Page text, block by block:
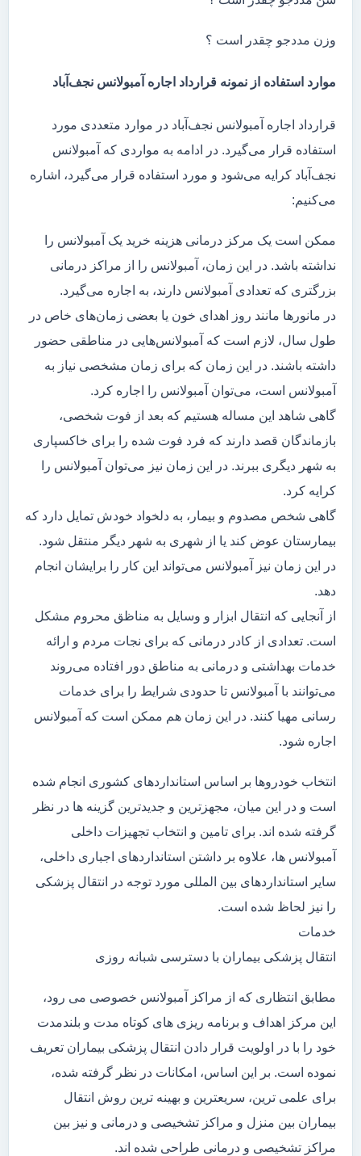
وزن مددجو چقدر است ؟
موارد استفاده از نمونه قرارداد اجاره آمبولانس نجف‌آباد
قرارداد اجاره آمبولانس نجف‌آباد در موارد متعددی مورد
استفاده قرار می‌گیرد. در ادامه به مواردی که آمبولانس
نجف‌آباد کرایه می‌شود و مورد استفاده قرار می‌گیرد، اشاره
می‌کنیم:
ممکن است یک مرکز درمانی هزینه خرید یک آمبولانس را
نداشته باشد. در این زمان، آمبولانس را از مراکز درمانی
بزرگتری که تعدادی آمبولانس دارند، به اجاره می‌گیرد.
در مانور‌ها مانند روز اهدای خون یا بعضی زمان‌های خاص در
طول سال، لازم است که آمبولانس‌هایی در مناطقی حضور
داشته باشند. در این زمان که برای زمان مشخصی نیاز به
آمبولانس است، می‌توان آمبولانس را اجاره کرد.
گاهی شاهد این مساله هستیم که بعد از فوت شخصی،
بازماندگان قصد دارند که فرد فوت شده را برای خاکسپاری
به شهر دیگری ببرند. در این زمان نیز می‌توان آمبولانس را
کرایه کرد.
گاهی شخص مصدوم و بیمار، به دلخواد خودش تمایل دارد که
بیمارستان عوض کند یا از شهری به شهر دیگر منتقل شود.
در این زمان نیز آمبولانس می‌تواند این کار را برایشان انجام
دهد.
از آنجایی که انتقال ابزار و وسایل به مناظق محروم مشکل
است. تعدادی از کادر درمانی که برای نجات مردم و ارائه
خدمات بهداشتی و درمانی به مناطق دور افتاده می‌روند
می‌توانند با آمبولانس تا حدودی شرایط را برای خدمات
رسانی مهیا کنند. در این زمان هم ممکن است که آمبولانس
اجاره شود.
انتخاب خودروها بر اساس استانداردهای کشوری انجام شده
است و در این میان، مجهزترین و جدیدترین گزینه ها در نظر
گرفته شده اند. برای تامین و انتخاب تجهیزات داخلی
آمبولانس ها، علاوه بر داشتن استانداردهای اجباری داخلی،
سایر استانداردهای بین المللی مورد توجه در انتقال پزشکی
را نیز لحاظ شده است.
خدمات
انتقال پزشکی بیماران با دسترسی شبانه روزی
مطابق انتظاری که از مراکز آمبولانس خصوصی می رود،
این مرکز اهداف و برنامه ریزی های کوتاه مدت و بلندمدت
خود را با در اولویت قرار دادن انتقال پزشکی بیماران تعریف
نموده است. بر این اساس، امکانات در نظر گرفته شده،
برای علمی ترین، سریعترین و بهینه ترین روش انتقال
بیماران بین منزل و مراکز تشخیصی و درمانی و نیز بین
مراکز تشخیصی و درمانی طراحی شده اند.